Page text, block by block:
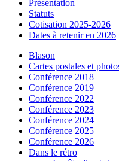
Présentation
Statuts
Cotisation 2025-2026
Dates à retenir en 2026
Blason
Cartes postales et
Conférence 2018
Conférence 2019
Conférence 2022
Conférence 2023
Conférence 2024
Conférence 2025
Conférence 2026
Dans le rétro